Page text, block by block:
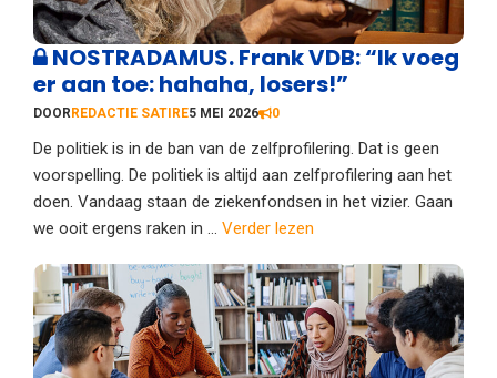
NOSTRADAMUS. Frank VDB: “Ik voeg
er aan toe: hahaha, losers!”
DOORREDACTIE SATIRE5 MEI 2026 0
De politiek is in de ban van de zelfprofilering. Dat is geen
voorspelling. De politiek is altijd aan zelfprofilering aan het
doen. Vandaag staan de ziekenfondsen in het vizier. Gaan
we ooit ergens raken in ... Verder lezen